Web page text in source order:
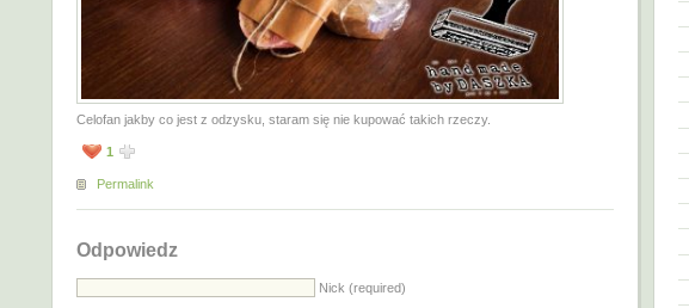
Celofan jakby co jest z odzysku, staram się nie kupować takich rzeczy.
1
Permalink
Odpowiedz
Nick (required)